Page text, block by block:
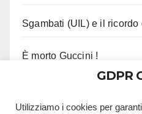
Sgambati (UIL) e il ricordo
È morto Guccini !
GDPR
Utilizziamo i cookies per